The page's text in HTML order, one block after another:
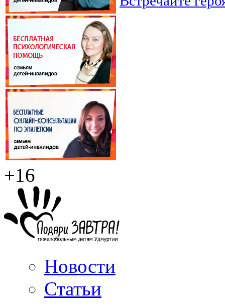
+16
Новости
Статьи